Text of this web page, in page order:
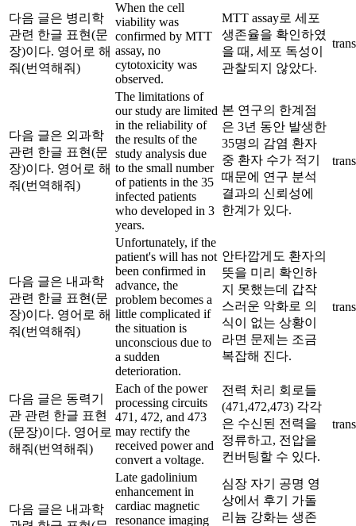
다음 글은 병리학
관련 한글 표현(문
장)이다. 영어로 해
줘(번역해줘)
When the cell
viability was
confirmed by MTT
assay, no
cytotoxicity was
observed.
MTT assay로 세포
생존율을 확인하였
을 때, 세포 독성이
관찰되지 않았다.
다음 글은 외과학
관련 한글 표현(문
장)이다. 영어로 해
줘(번역해줘)
The limitations of
our study are limited
in the reliability of
the results of the
study analysis due
to the small number
of patients in the 35
infected patients
who developed in 3
years.
본 연구의 한계점
은 3년 동안 발생한
35명의 감염 환자
중 환자 수가 적기
때문에 연구 분석
결과의 신뢰성에
한계가 있다.
다음 글은 내과학
관련 한글 표현(문
장)이다. 영어로 해
줘(번역해줘)
Unfortunately, if the
patient's will has not
been confirmed in
advance, the
problem becomes a
little complicated if
the situation is
unconscious due to
a sudden
deterioration.
안타깝게도 환자의
뜻을 미리 확인하
지 못했는데 갑작
스러운 악화로 의
식이 없는 상황이
라면 문제는 조금
복잡해 진다.
다음 글은 동력기
관 관련 한글 표현
(문장)이다. 영어로
해줘(번역해줘)
Each of the power
processing circuits
471, 472, and 473
may rectify the
received power and
convert a voltage.
전력 처리 회로들
(471,472,473) 각각
은 수신된 전력을
정류하고, 전압을
컨버팅할 수 있다.
다음 글은 내과학
Late gadolinium
enhancement in
cardiac magnetic
resonance imaging
심장 자기 공명 영
상에서 후기 가돌
리늄 강화는 생존